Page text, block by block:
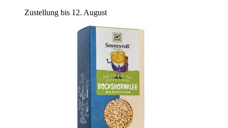
Zustellung bis 12. August